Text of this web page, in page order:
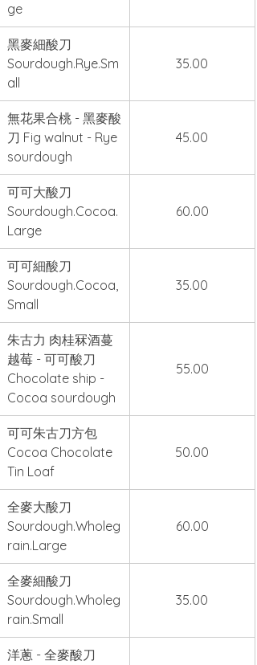
ge
黑麥細酸刀
Sourdough.Rye.Sm
all
35.00
無花果合桃 - 黑麥酸
刀 Fig walnut - Rye
sourdough
45.00
可可大酸刀
Sourdough.Cocoa.
Large
60.00
可可細酸刀
Sourdough.Cocoa,
Small
35.00
朱古力 肉桂冧酒蔓
越莓 - 可可酸刀
Chocolate ship -
Cocoa sourdough
55.00
可可朱古刀方包
Cocoa Chocolate
Tin Loaf
50.00
全麥大酸刀
Sourdough.Wholeg
rain.Large
60.00
全麥細酸刀
Sourdough.Wholeg
rain.Small
35.00
洋蔥 - 全麥酸刀